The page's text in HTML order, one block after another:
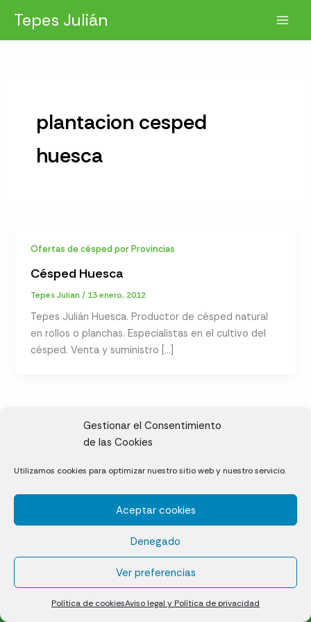
Gestionar el Consentimiento
de las Cookies
Utilizamos cookies para optimizar nuestro sitio web y nuestro servicio.
Aceptar cookies
Denegado
Ver preferencias
Política de cookiesAviso legal y Política de privacidad
contenido
Tepes Julián
plantacion cesped
huesca
Ofertas de césped por Provincias
Césped Huesca
Tepes Julian/ 13 enero, 2012
Tepes Julián Huesca. Productor de césped natural
en rollos o planchas. Especialistas en el cultivo del
césped. Venta y suministro […]
Cáceres
Césped natural en tepes
Política de cookies (UE)
Aviso legal y Política de privacidad
¿Quiénes somos?
Contacto